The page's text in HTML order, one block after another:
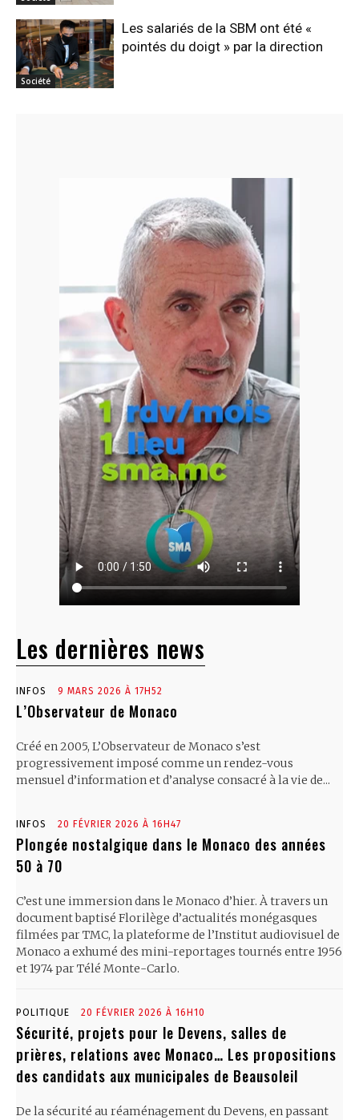
Société
Les salariés de la SBM ont été «
pointés du doigt » par la direction
Les dernières news
INFOS 9 MARS 2026 À 17H52
L’Observateur de Monaco
Créé en 2005, L’Observateur de Monaco s’est
progressivement imposé comme un rendez-vous
mensuel d’information et d’analyse consacré à la vie de...
INFOS 20 FÉVRIER 2026 À 16H47
Plongée nostalgique dans le Monaco des années
50 à 70
C’est une immersion dans le Monaco d’hier. À travers un
document baptisé Florilège d’actualités monégasques
filmées par TMC, la plateforme de l’Institut audiovisuel de
Monaco a exhumé des mini-reportages tournés entre 1956
et 1974 par Télé Monte-Carlo.
POLITIQUE 20 FÉVRIER 2026 À 16H10
Sécurité, projets pour le Devens, salles de
prières, relations avec Monaco… Les propositions
des candidats aux municipales de Beausoleil
De la sécurité au réaménagement du Devens, en passant